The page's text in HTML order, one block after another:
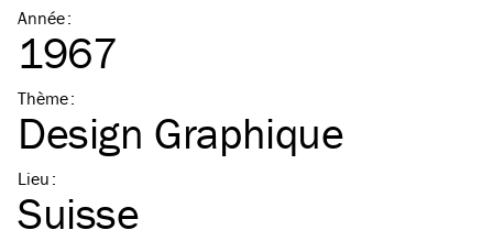
Année:
1967
Thème:
Design Graphique
Lieu :
Suisse